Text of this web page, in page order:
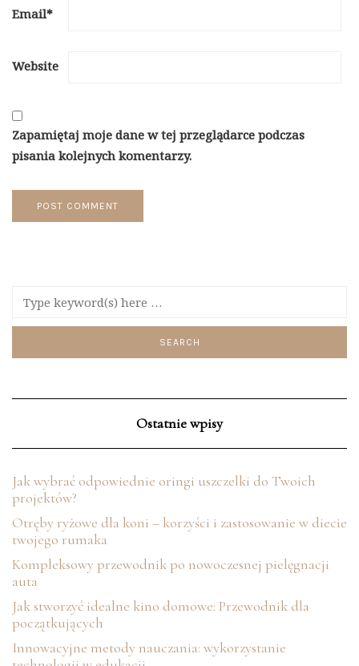
Email*
Website
Zapamiętaj moje dane w tej przeglądarce podczas
pisania kolejnych komentarzy.
Ostatnie wpisy
Jak wybrać odpowiednie oringi uszczelki do Twoich
projektów?
Otręby ryżowe dla koni – korzyści i zastosowanie w diecie
twojego rumaka
Kompleksowy przewodnik po nowoczesnej pielęgnacji
auta
Jak stworzyć idealne kino domowe: Przewodnik dla
początkujących
Innowacyjne metody nauczania: wykorzystanie